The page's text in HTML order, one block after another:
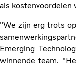
als kostenvoordelen
"We zijn erg trots
Emerging
winnende team.